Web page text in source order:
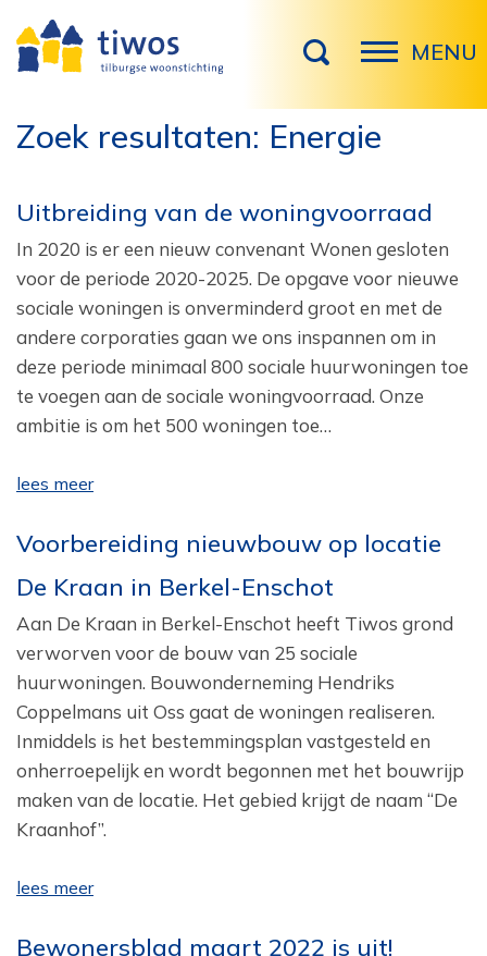
MENU
Zoek resultaten: Energie
Uitbreiding van de woningvoorraad
In 2020 is er een nieuw convenant Wonen gesloten
voor de periode 2020-2025. De opgave voor nieuwe
sociale woningen is onverminderd groot en met de
andere corporaties gaan we ons inspannen om in
deze periode minimaal 800 sociale huurwoningen toe
te voegen aan de sociale woningvoorraad. Onze
ambitie is om het 500 woningen toe…
lees meer
Voorbereiding nieuwbouw op locatie
De Kraan in Berkel-Enschot
Aan De Kraan in Berkel-Enschot heeft Tiwos grond
verworven voor de bouw van 25 sociale
huurwoningen. Bouwonderneming Hendriks
Coppelmans uit Oss gaat de woningen realiseren.
Inmiddels is het bestemmingsplan vastgesteld en
onherroepelijk en wordt begonnen met het bouwrijp
maken van de locatie. Het gebied krijgt de naam “De
Kraanhof”.
lees meer
Bewonersblad maart 2022 is uit!